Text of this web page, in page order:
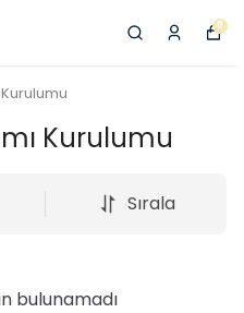
0
Kurulumu
Sırala
bulunamadı